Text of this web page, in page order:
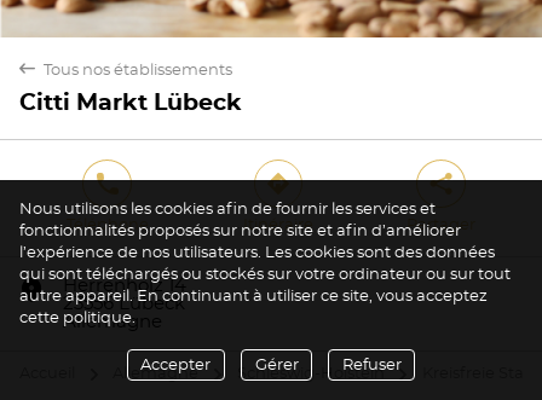
back Tous nos établissements
Citti Markt Lübeck
phone
Téléphone
direction
Itinéraire
share
Partager
marker
Herrenholz 14
23556 Lübeck
Allemagne
Allemagne arrow Schleswig-Holstein
Nous utilisons les cookies afin de fournir les services et
fonctionnalités proposés sur notre site et afin d’améliorer
l’expérience de nos utilisateurs. Les cookies sont des données
qui sont téléchargés ou stockés sur votre ordinateur ou sur tout
autre appareil. En continuant à utiliser ce site, vous acceptez
cette politique.
Accepter Gérer Refuser